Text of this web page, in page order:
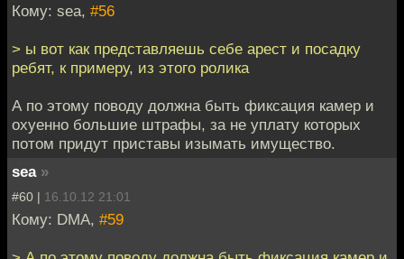
Кому: sea, #56
> ы вот как представляешь себе арест и посадку
ребят, к примеру, из этого ролика
А по этому поводу должна быть фиксация камер и
охуенно большие штрафы, за не уплату которых
потом придут приставы изымать имущество.
sea »
#60 | 16.10.12 21:01
Кому: DMA, #59